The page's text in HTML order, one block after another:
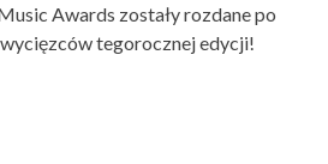
Awards zostały rozdane po
tegorocznej edycji!